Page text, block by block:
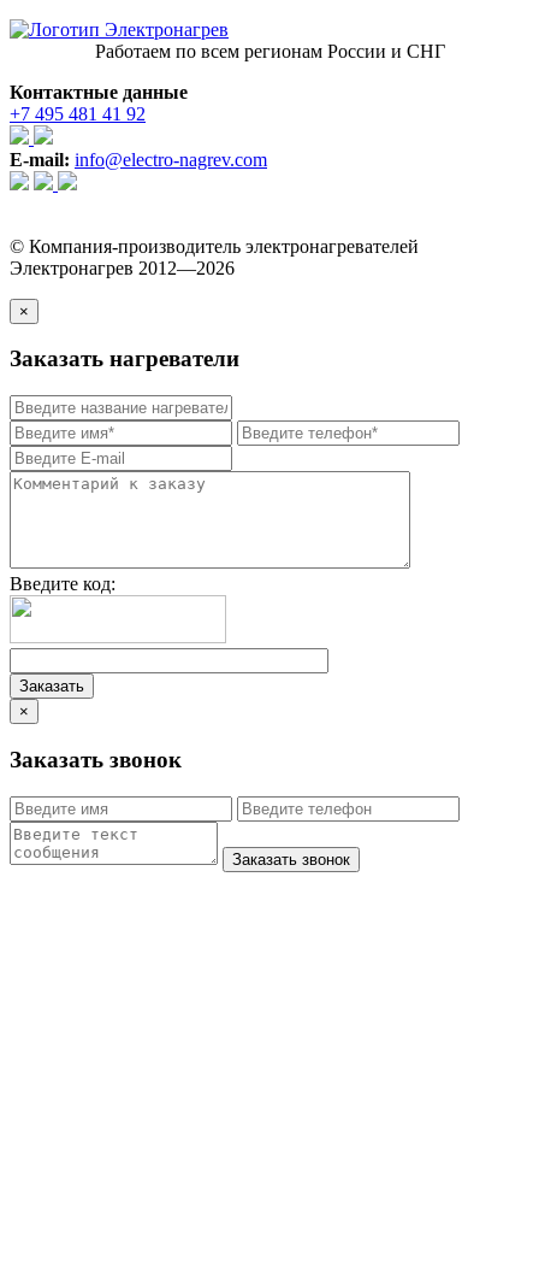
Работаем по всем регионам России и СНГ
Контактные данные
+7 495 481 41 92
E-mail: info@electro-nagrev.com
© Компания-производитель электронагревателей
Электронагрев 2012—2026
×
Заказать нагреватели
Введите код:
×
Заказать звонок